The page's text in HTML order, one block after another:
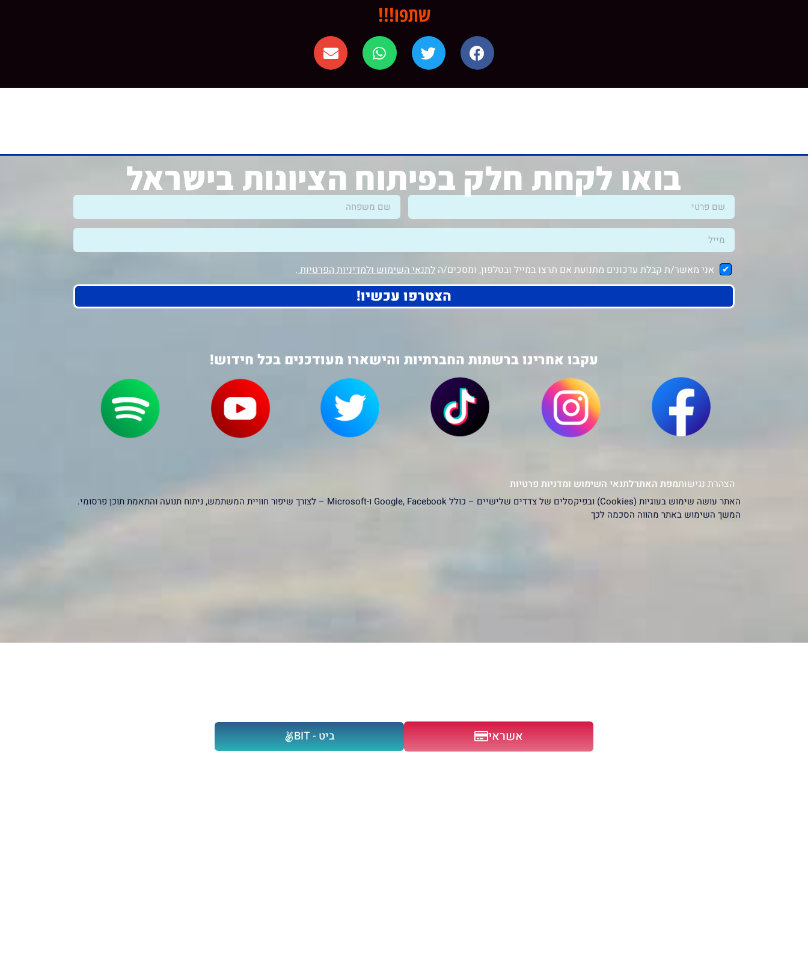
שתפו!!!
אשראי ביט - BIT
בואו לקחת חלק בפיתוח הציונות בישראל
אני מאשר/ת קבלת עדכונים מתנועת אם תרצו במייל ובטלפון, ומסכים/ה לתנאי השימוש ולמדיניות הפרטיות .
הצטרפו עכשיו!
עקבו אחרינו ברשתות החברתיות והישארו מעודכנים בכל חידוש!
הצהרת נגישותמפת האתרלתנאי השימוש ומדניות פרטיות
האתר עושה שימוש בעוגיות (Cookies) ובפיקסלים של צדדים שלישיים – כולל Google, Facebook ו-Microsoft – לצורך שיפור חוויית המשתמש, ניתוח תנועה והתאמת תוכן פרסומי.
המשך השימוש באתר מהווה הסכמה לכך